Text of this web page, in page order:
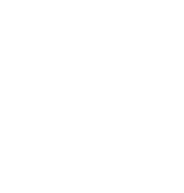
应
主义
面不公正